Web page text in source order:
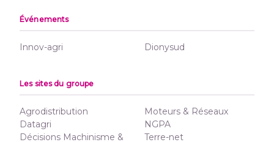
Événements
Innov-agri Dionysud
Les sites du groupe
Agrodistribution
Datagri
Décisions Machinisme &
Moteurs & Réseaux
NGPA
Terre-net